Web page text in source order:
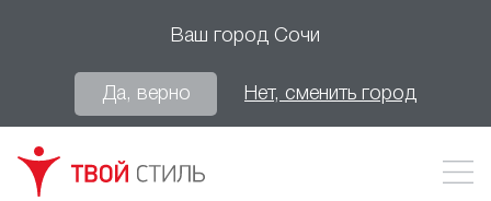
Ваш город Сочи
Да, верно Нет, сменить город